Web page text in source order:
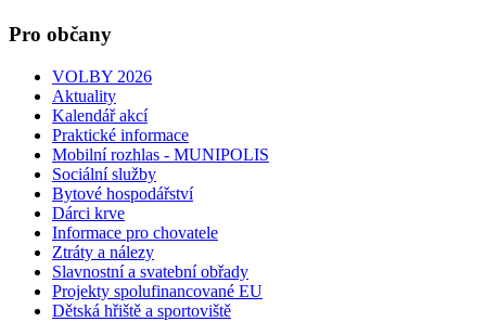
Pro občany
VOLBY 2026
Aktuality
Kalendář akcí
Praktické informace
Mobilní rozhlas - MUNIPOLIS
Sociální služby
Bytové hospodářství
Dárci krve
Informace pro chovatele
Ztráty a nálezy
Slavnostní a svatební obřady
Projekty spolufinancované EU
Dětská hřiště a sportoviště